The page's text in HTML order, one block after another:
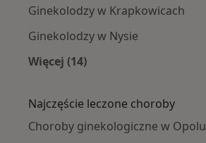
Ginekolodzy w Krapkowicach
Ginekolodzy w Nysie
Więcej (14)
Najczęście leczone choroby
Choroby ginekologiczne w Opolu